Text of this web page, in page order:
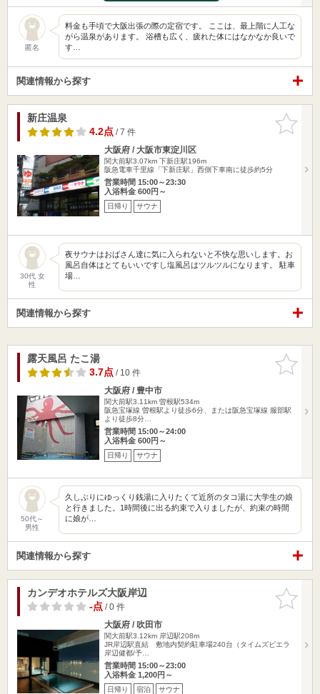
匿名
料金も手頃で大阪出張の際の定宿です。 ここは、最上階に人工な
がら温泉があります。 浴槽も広く、疲れた体にはなかなか良いで
す…
関連情報から探す
お気に入
りに追加
新庄温泉
4.2点/ 7 件
大阪府 / 大阪市東淀川区
関大前駅3.07km 下新庄駅196m
阪急電車千里線「下新庄駅」西側下車南に徒歩約5分
営業時間 15:00～23:30
入浴料金 600円～
日帰り サウナ
30代 女
性
夜サウナはおばさん達に気に入られないと不快な思いします。お
風呂自体はとてもいいですし塩風呂はツルツルになります。 駐車
場…
関連情報から探す
お気に入
りに追加
露天風呂 たこ湯
3.7点/ 10 件
大阪府 / 豊中市
関大前駅3.11km 曽根駅534m
阪急宝塚線 曽根駅より徒歩6分、または阪急宝塚線 服部駅
より徒歩8分…
営業時間 15:00～24:00
入浴料金 600円～
日帰り サウナ
50代～
男性
久しぶりにゆっくり銭湯に入りたくて近所のタコ湯に大学生の娘
と行きました。1時間後に出る約束で入りましたが、約束の時間
に娘が…
関連情報から探す
お気に入
りに追加
カンデオホテルズ大阪岸辺
-点/ 0 件
大阪府 / 吹田市
関大前駅3.12km 岸辺駅208m
JR岸辺駅直結 敷地内契約駐車場240台（タイムズビエラ
岸辺健都/予…
営業時間 15:00～23:00
入浴料金 1,200円～
日帰り 宿泊 サウナ